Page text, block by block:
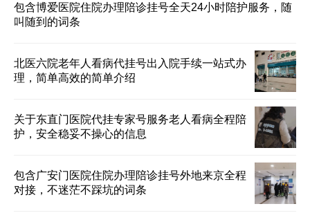
包含博爱医院住院办理陪诊挂号全天24小时陪护服务，随
叫随到的词条
北医六院老年人看病代挂号出入院手续一站式办
理，简单高效的简单介绍
关于东直门医院代挂专家号服务老人看病全程陪
护，安全稳妥不操心的信息
包含广安门医院住院办理陪诊挂号外地来京全程
对接，不迷茫不踩坑的词条